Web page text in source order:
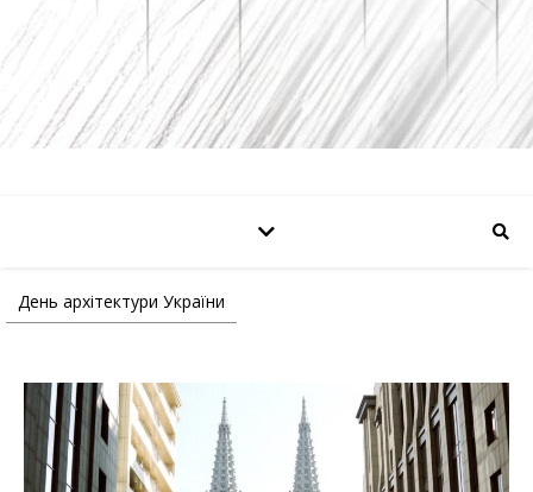
День архітектури України